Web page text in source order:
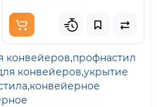
конвейеров,профнастил
конвейеров,укрытие
,конвейерное